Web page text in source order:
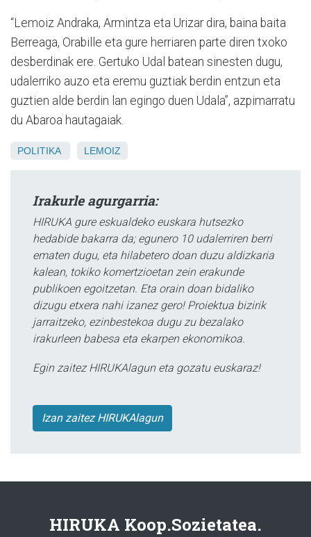
“Lemoiz Andraka, Armintza eta Urizar dira, baina baita
Berreaga, Orabille eta gure herriaren parte diren txoko
desberdinak ere. Gertuko Udal batean sinesten dugu,
udalerriko auzo eta eremu guztiak berdin entzun eta
guztien alde berdin lan egingo duen Udala”, azpimarratu
du Abaroa hautagaiak.
POLITIKA LEMOIZ
Irakurle agurgarria:
HIRUKA gure eskualdeko euskara hutsezko
hedabide bakarra da; egunero 10 udalerriren berri
ematen dugu, eta hilabetero doan duzu aldizkaria
kalean, tokiko komertzioetan zein erakunde
publikoen egoitzetan. Eta orain doan bidaliko
dizugu etxera nahi izanez gero! Proiektua bizirik
jarraitzeko, ezinbestekoa dugu zu bezalako
irakurleen babesa eta ekarpen ekonomikoa.
Egin zaitez HIRUKAlagun eta gozatu euskaraz!
Izan zaitez HIRUKAlagun
HIRUKA Koop.Sozietatea.